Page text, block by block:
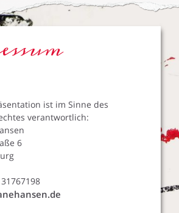
ist im Sinne des
verantwortlich:
6